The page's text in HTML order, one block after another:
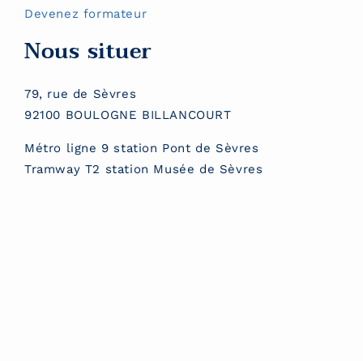
Devenez formateur
Nous situer
79, rue de Sèvres
92100 BOULOGNE BILLANCOURT
Métro ligne 9 station Pont de Sèvres
Tramway T2 station Musée de Sèvres